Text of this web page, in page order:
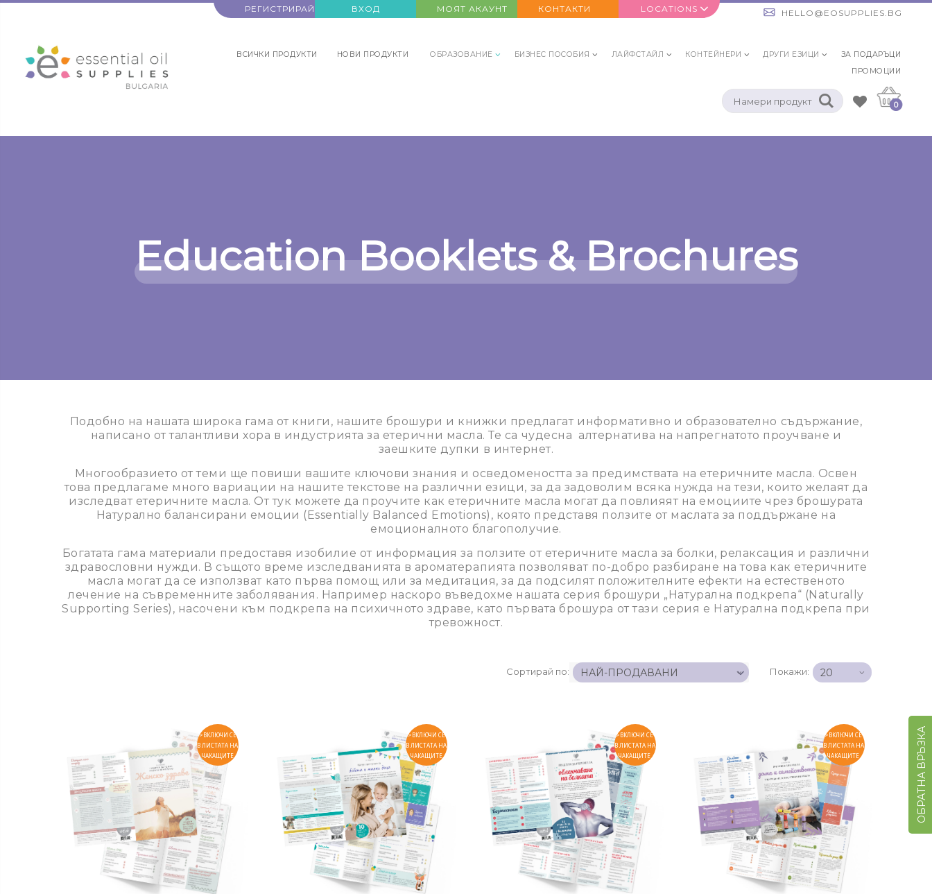
РЕГИСТРИРАЙ СЕ ВХОД МОЯТ АКАУНТ КОНТАКТИ LOCATIONS HELLO@EOSUPPLIES.BG
ВСИЧКИ ПРОДУКТИ НОВИ ПРОДУКТИ ОБРАЗОВАНИЕ БИЗНЕС ПОСОБИЯ ЛАЙФСТАЙЛ КОНТЕЙНЕРИ ДРУГИ ЕЗИЦИ
ЗА ПОДАРЪЦИ
ПРОМОЦИИ
0
Education Booklets & Brochures
Подобно на нашата широка гама от книги, нашите брошури и книжки предлагат информативно и образователно съдържание,
написано от талантливи хора в индустрията за етерични масла. Те са чудесна алтернатива на напрегнатото проучване и
заешките дупки в интернет.
Многообразието от теми ще повиши вашите ключови знания и осведомеността за предимствата на етеричните масла. Освен
това предлагаме много вариации на нашите текстове на различни езици, за да задоволим всяка нужда на тези, които желаят да
изследват етеричните масла. От тук можете да проучите как етеричните масла могат да повлияят на емоциите чрез брошурата
Натурално балансирани емоции (Essentially Balanced Emotions), която представя ползите от маслата за поддържане на
емоционалното благополучие.
Богатата гама материали предоставя изобилие от информация за ползите от етеричните масла за болки, релаксация и различни
здравословни нужди. В същото време изследванията в ароматерапията позволяват по-добро разбиране на това как етеричните
масла могат да се използват като първа помощ или за медитация, за да подсилят положителните ефекти на естественото
лечение на съвременните заболявания. Например наскоро въведохме нашата серия брошури „Натурална подкрепа“ (Naturally
Supporting Series), насочени към подкрепа на психичното здраве, като първата брошура от тази серия е Натурална подкрепа при
тревожност.
Сортирай по: Покажи:
>ВКЛЮЧИ СЕ
В ЛИСТАТА НА
ЧАКАЩИТЕ
>ВКЛЮЧИ СЕ
В ЛИСТАТА НА
ЧАКАЩИТЕ
>ВКЛЮЧИ СЕ
В ЛИСТАТА НА
ЧАКАЩИТЕ
>ВКЛЮЧИ СЕ
В ЛИСТАТА НА
ЧАКАЩИТЕ
ОБРАТНА ВРЪЗКА